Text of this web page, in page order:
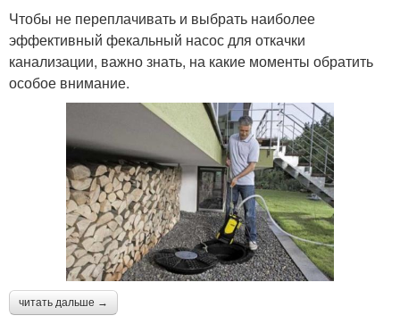
Чтобы не переплачивать и выбрать наиболее
эффективный фекальный насос для откачки
канализации, важно знать, на какие моменты обратить
особое внимание.
читать дальше →